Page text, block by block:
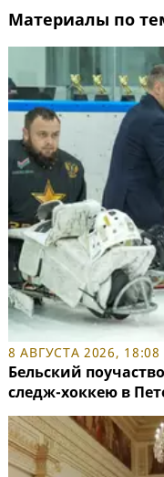
Материалы по
8 АВГУСТА 2026, 18:08
Бельский
следж-хоккею в